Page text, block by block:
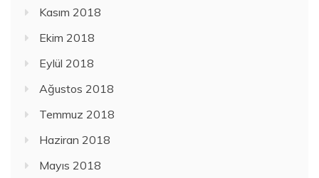
Kasım 2018
Ekim 2018
Eylül 2018
Ağustos 2018
Temmuz 2018
Haziran 2018
Mayıs 2018